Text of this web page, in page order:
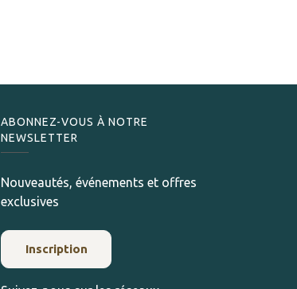
ABONNEZ-VOUS À NOTRE
NEWSLETTER
Nouveautés, événements et offres
exclusives
Inscription